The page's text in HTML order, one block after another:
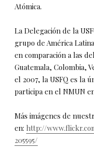
Atómica.
La Delegación de la
grupo de América
en comparación a las
Guatemala, Colombia,
el 2007, la USFQ es la
participa en el NMUN
Más imágenes de
en: http://
205595/